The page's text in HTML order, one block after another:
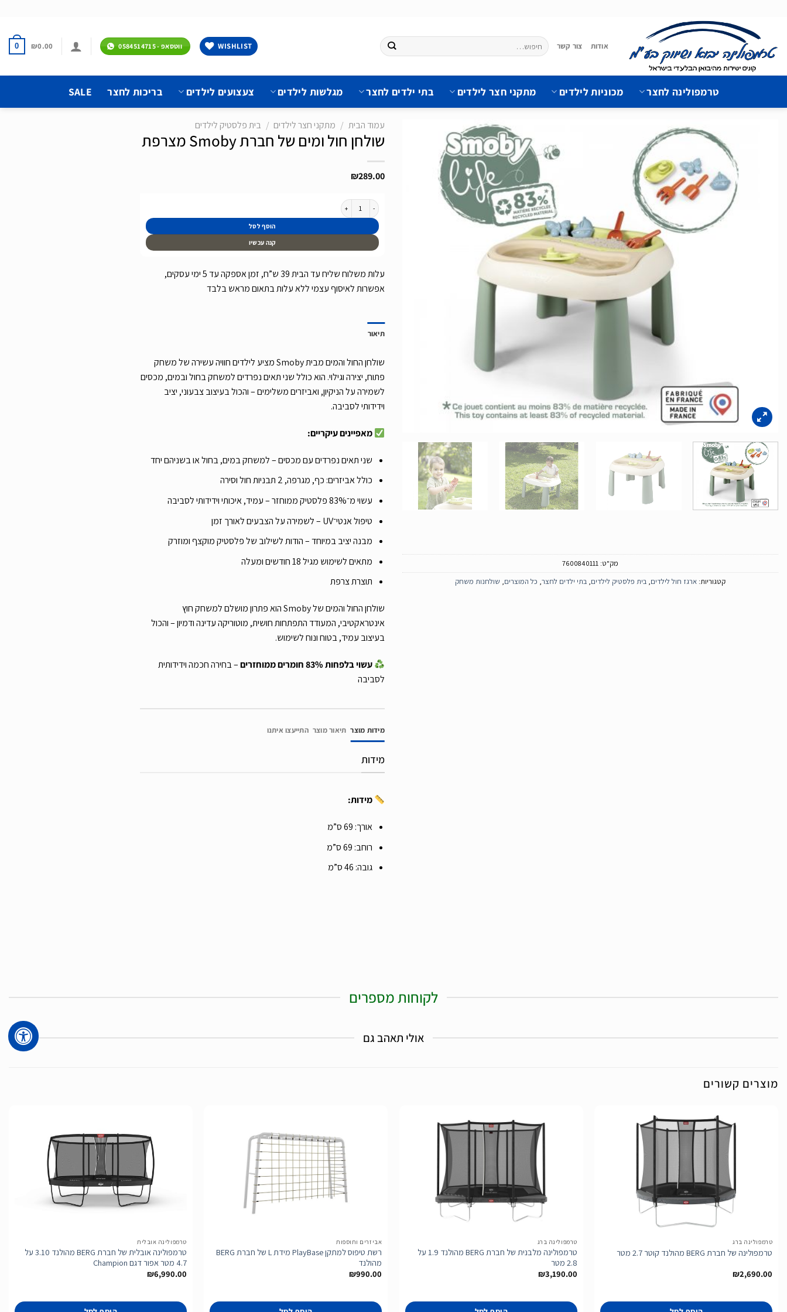
content
אודות צור קשר
חיפוש
עבור:
WISHLIST ווטסאפ - 0584514715 ₪0.00
0
טרמפולינה לחצר מכוניות לילדים מתקני חצר לילדים בתי ילדים לחצר מגלשות לילדים צעצועים לילדים בריכות לחצר SALE
מק"ט: 7600840111
קטגוריות: ארגז חול לילדים, בית פלסטיק לילדים, בתי ילדים לחצר, כל המוצרים, שולחנות משחק
עמוד הבית / מתקני חצר לילדים / בית פלסטיק לילדים
שולחן חול ומים של חברת Smoby מצרפת
₪289.00
כמות של שולחן חול ומים של חברת Smoby מצרפת
הוסף לסל
קנה עכשיו
עלות משלוח שליח עד הבית 39 ש”ח, זמן אספקה עד 5 ימי עסקים,
אפשרות לאיסוף עצמי ללא עלות בתאום מראש בלבד
תיאור
שולחן החול והמים מבית Smoby מציע לילדים חוויה עשירה של משחק
פתוח, יצירה וגילוי. הוא כולל שני תאים נפרדים למשחק בחול ובמים, מכסים
לשמירה על הניקיון, ואביזרים משלימים – והכול בעיצוב צבעוני, יציב
וידידותי לסביבה.
מאפיינים עיקריים:
שני תאים נפרדים עם מכסים – למשחק במים, בחול או בשניהם יחד
כולל אביזרים: כף, מגרפה, 2 תבניות חול וסירה
עשוי מ־83% פלסטיק ממוחזר – עמיד, איכותי וידידותי לסביבה
טיפול אנטי־UV – לשמירה על הצבעים לאורך זמן
מבנה יציב במיוחד – הודות לשילוב של פלסטיק מוקצף ומוזרק
מתאים לשימוש מגיל 18 חודשים ומעלה
תוצרת צרפת
שולחן החול והמים של Smoby הוא פתרון מושלם למשחק חוץ
אינטראקטיבי, המעודד התפתחות חושית, מוטוריקה עדינה ודמיון – והכול
בעיצוב עמיד, בטוח ונוח לשימוש.
עשוי בלפחות 83% חומרים ממוחזרים
– בחירה חכמה וידידותית
לסביבה
מידות מוצר תיאור מוצר התייעצו איתנו
מידות
מידות:
אורך: 69 ס”מ
רוחב: 69 ס”מ
גובה: 46 ס”מ
לקוחות מספרים
אולי תאהב גם
מוצרים קשורים
טרמפולינה ברג
טרמפולינה של חברת BERG מהולנד קוטר 2.7 מטר
₪2,690.00
טרמפולינה ברג
טרמפולינה מלבנית של חברת BERG מהולנד 1.9 על
2.8 מטר
₪3,190.00
אביזרים ותוספות
רשת טיפוס למתקן PlayBase מידת L של חברת BERG
מהולנד
₪990.00
טרמפולינה אובלית
טרמפולינה אובלית של חברת BERG מהולנד 3.10 על
4.7 מטר אפור דגם Champion
₪6,990.00